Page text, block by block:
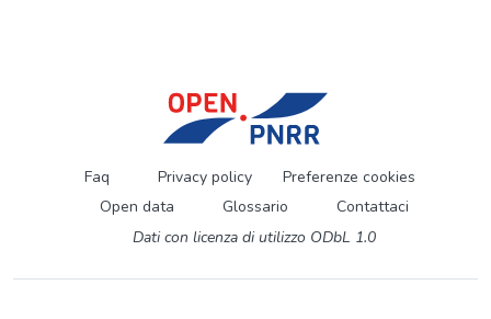
Faq Privacy policy
Preferenze cookies
Open data
Glossario
Contattaci
Dati con licenza di utilizzo ODbL 1.0